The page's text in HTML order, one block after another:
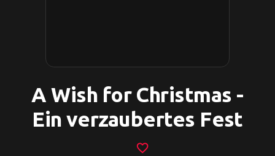
A Wish for Christmas -
Ein verzaubertes Fest
favorite_border